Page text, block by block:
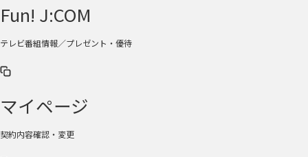
Fun! J:COM
テレビ番組情報／プレゼント・優待
マイページ
契約内容確認・変更